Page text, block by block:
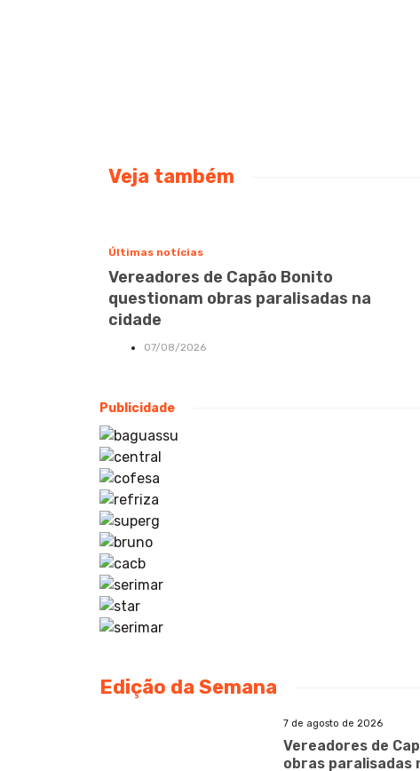
Veja também
Últimas notícias
Vereadores de Capão Bonito
questionam obras paralisadas na
cidade
07/08/2026
Publicidade
Edição da Semana
7 de agosto de 2026
Vereadores de
obras paralisadas